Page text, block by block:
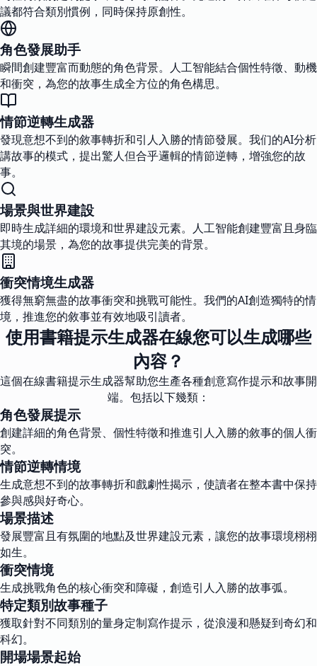
議都符合類別慣例，同時保持原創性。
角色發展助手
瞬間創建豐富而動態的角色背景。人工智能結合個性特徵、動機
和衝突，為您的故事生成全方位的角色構思。
情節逆轉生成器
發現意想不到的敘事轉折和引人入勝的情節發展。我们的AI分析
講故事的模式，提出驚人但合乎邏輯的情節逆轉，增強您的故
事。
場景與世界建設
即時生成詳細的環境和世界建設元素。人工智能創建豐富且身臨
其境的場景，為您的故事提供完美的背景。
衝突情境生成器
獲得無窮無盡的故事衝突和挑戰可能性。我們的AI創造獨特的情
境，推進您的敘事並有效地吸引讀者。
使用書籍提示生成器在線您可以生成哪些
內容？
這個在線書籍提示生成器幫助您生產各種創意寫作提示和故事開
端。包括以下幾類：
角色發展提示
創建詳細的角色背景、個性特徵和推進引人入勝的敘事的個人衝
突。
情節逆轉情境
生成意想不到的故事轉折和戲劇性揭示，使讀者在整本書中保持
參與感與好奇心。
場景描述
發展豐富且有氛圍的地點及世界建設元素，讓您的故事環境栩栩
如生。
衝突情境
生成挑戰角色的核心衝突和障礙，創造引人入勝的故事弧。
特定類別故事種子
獲取針對不同類別的量身定制寫作提示，從浪漫和懸疑到奇幻和
科幻。
開場場景起始